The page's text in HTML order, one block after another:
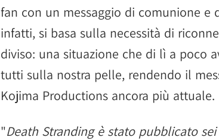
fan con un messaggio di comunione e
infatti, si basa sulla necessità di
diviso: una situazione che di lì a poco
tutti sulla nostra pelle, rendendo il
Kojima Productions ancora più attuale.
"Death Stranding è stato pubblicato